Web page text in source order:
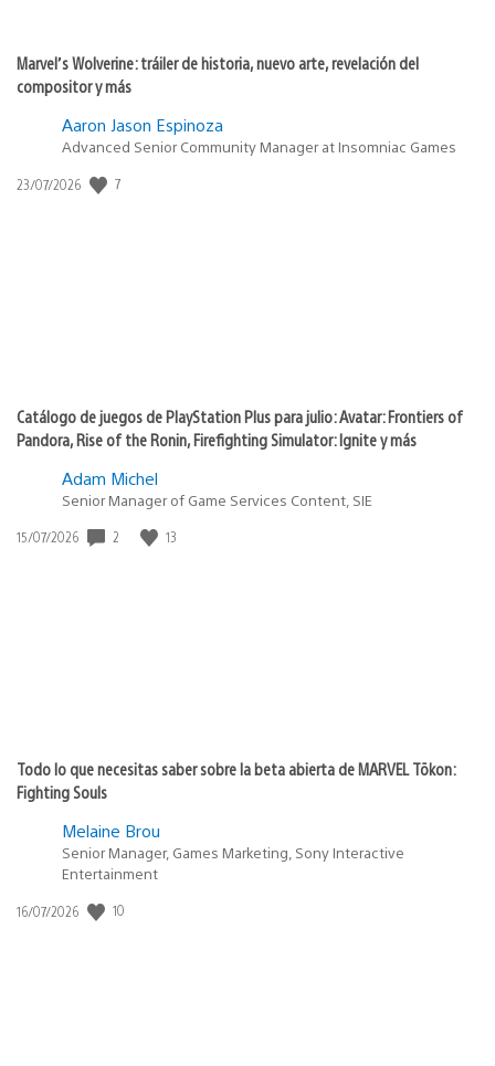
Marvel’s Wolverine: tráiler de historia, nuevo arte, revelación del
compositor y más
Aaron Jason Espinoza
Advanced Senior Community Manager at Insomniac Games
Fecha
23/07/2026 7
Catálogo de juegos de PlayStation Plus para julio: Avatar: Frontiers of
Pandora, Rise of the Ronin, Firefighting Simulator: Ignite y más
Adam Michel
Senior Manager of Game Services Content, SIE
Fecha
15/07/2026 2 13
Todo lo que necesitas saber sobre la beta abierta de MARVEL Tōkon:
Fighting Souls
Melaine Brou
Senior Manager, Games Marketing, Sony Interactive
Entertainment
Fecha
16/07/2026 10